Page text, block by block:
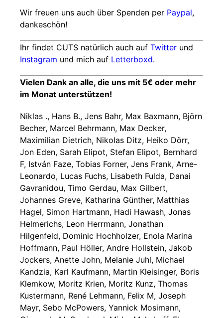
Wir freuen uns auch über Spenden per Paypal,
dankeschön!
Ihr findet CUTS natürlich auch auf Twitter und
Instagram und mich auf Letterboxd.
Vielen Dank an alle, die uns mit 5€ oder mehr
im Monat unterstützen!
Niklas ., Hans B., Jens Bahr, Max Baxmann, Björn
Becher, Marcel Behrmann, Max Decker,
Maximilian Dietrich, Nikolas Ditz, Heiko Dörr,
Jon Eden, Sarah Elipot, Stefan Elipot, Bernhard
F, István Faze, Tobias Forner, Jens Frank, Arne-
Leonardo, Lucas Fuchs, Lisabeth Fulda, Danai
Gavranidou, Timo Gerdau, Max Gilbert,
Johannes Greve, Katharina Günther, Matthias
Hagel, Simon Hartmann, Hadi Hawash, Jonas
Helmerichs, Leon Herrmann, Jonathan
Hilgenfeld, Dominic Hochholzer, Enola Marina
Hoffmann, Paul Höller, Andre Hollstein, Jakob
Jockers, Anette John, Melanie Juhl, Michael
Kandzia, Karl Kaufmann, Martin Kleisinger, Boris
Klemkow, Moritz Krien, Moritz Kunz, Thomas
Kustermann, René Lehmann, Felix M, Joseph
Mayr, Sebo McPowers, Yannick Mosimann,